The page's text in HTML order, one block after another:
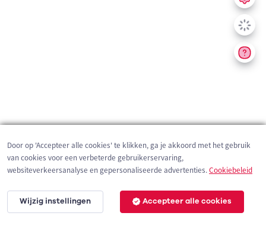
200 m
Door op 'Accepteer alle cookies' te klikken, ga je akkoord met het gebruik
van cookies voor een verbeterde gebruikerservaring,
websiteverkeersanalyse en gepersonaliseerde advertenties.Cookiebeleid
Wijzig instellingen Accepteer alle cookies